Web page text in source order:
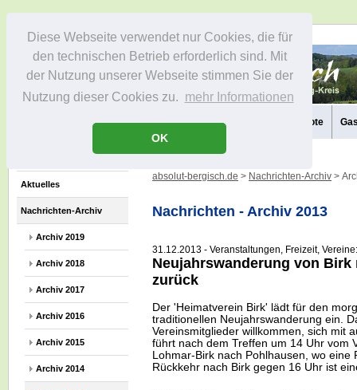
Diese Webseite verwendet nur Cookies, die für
den technischen Betrieb erforderlich sind. Mit
der Nutzung unserer Webseite stimmen Sie der
Nutzung dieser Cookies zu. mehr Informationen
OK
Die Region Infos Aktivitäten Freizeitangebote
Aktuelles
Nachrichten-Archiv
Archiv 2019
Archiv 2018
Archiv 2017
Archiv 2016
Archiv 2015
Archiv 2014
absolut-bergisch.de > Nachrichten-Archiv >
Nachrichten - Archiv 2013
31.12.2013 - Veranstaltungen, Freizeit, Vereine:
Neujahrswanderung von
zurück
Der 'Heimatverein Birk' lädt für den
traditionellen Neujahrswanderung ein.
Vereinsmitglieder willkommen, sich mit
führt nach dem Treffen um 14 Uhr vom
Lohmar-Birk nach Pohlhausen, wo eine
Rückkehr nach Birk gegen 16 Uhr ist